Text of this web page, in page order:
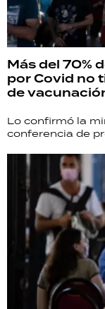
Más del 70%
por Covid no
de
Lo confirmó la
conferencia de